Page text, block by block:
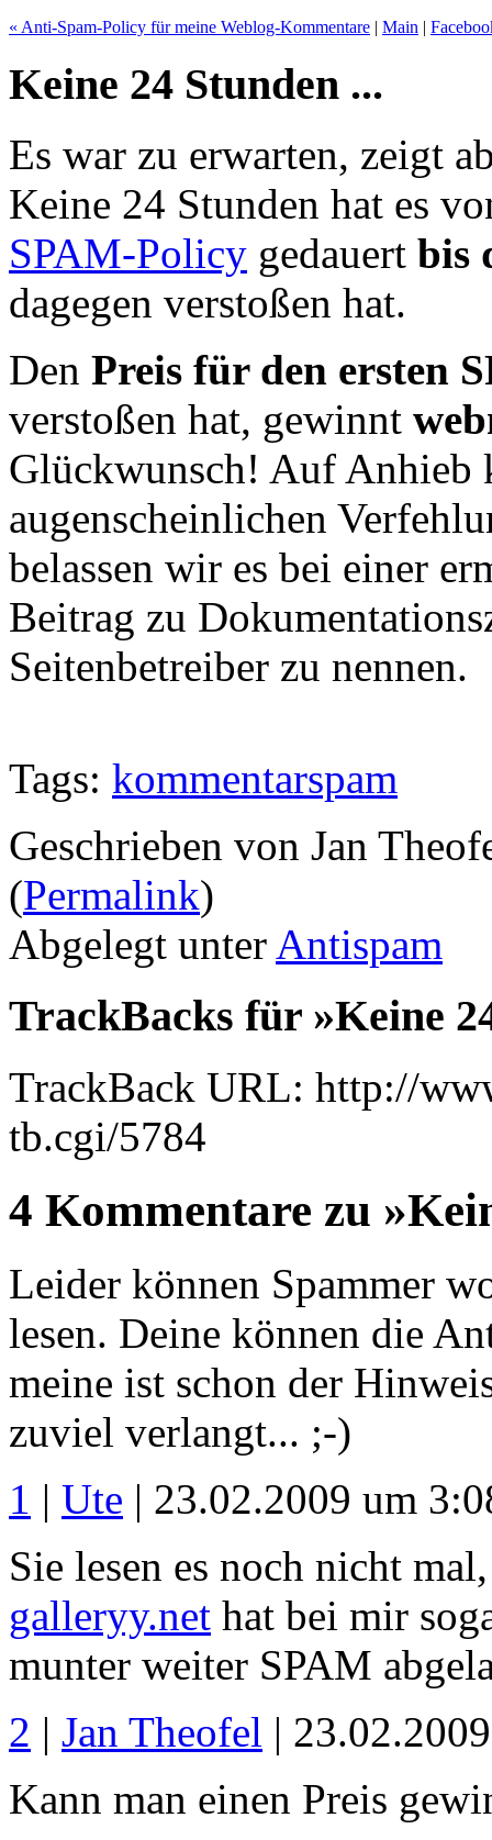
« Anti-Spam-Policy für meine Weblog-Kommentare | Main |
Keine 24 Stunden ...
Es war zu erwarten, zeigt
Keine 24 Stunden hat es
SPAM-Policy gedauert bis
dagegen verstoßen hat.
Den Preis für den ersten
verstoßen hat, gewinnt
Glückwunsch! Auf Anhieb
augenscheinlichen
belassen wir es bei einer
Beitrag zu
Seitenbetreiber zu nennen.
Tags: kommentarspam
Geschrieben von Jan
(Permalink)
Abgelegt unter Antispam
TrackBacks für »Keine
TrackBack URL: http://
tb.cgi/5784
4 Kommentare zu
Leider können Spammer
lesen. Deine können die
meine ist schon der
zuviel verlangt... ;-)
1 | Ute | 23.02.2009 um
Sie lesen es noch nicht
galleryy.net hat bei mir
munter weiter SPAM
2 | Jan Theofel |
Kann man einen Preis